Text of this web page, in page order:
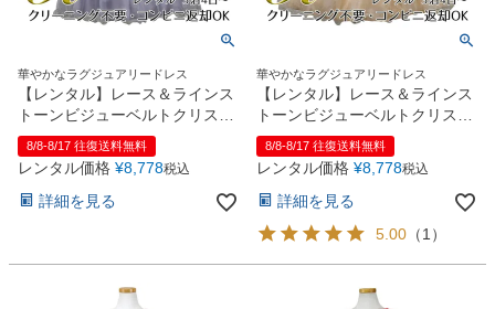
華やかなラグジュアリードレス
【レンタル】レース＆ラインス
トーンビジューベルトクリスタ
ルチュール子供ドレス
(MBK340)シルバー
8/8-8/17 往復送料無料
レンタル価格 ¥8,778税込
詳細を見る
華やかなラグジュアリードレス
【レンタル】レース＆ラインス
トーンビジューベルトクリスタ
ルチュール子供ドレス
(MBK340)シャンパン
8/8-8/17 往復送料無料
レンタル価格 ¥8,778税込
詳細を見る
5.00 （1 ）